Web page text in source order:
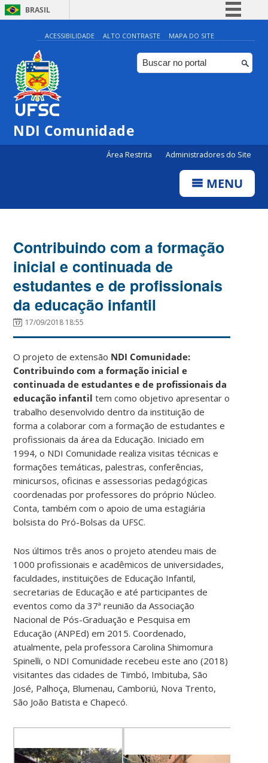
BRASIL
Simplifique!
Comunica BR
Participe
ACESSIBILIDADE ALTO CONTRASTE MAPA DO SITE
NDI Comunidade
Área Restrita Administradores do Site
MENU
Contribuindo com a formação
inicial e continuada de
estudantes e de profissionais
da educação infantil
17/09/2018 18:55
O projeto de extensão NDI Comunidade:
Contribuindo com a formação inicial e
continuada de estudantes e de profissionais da
educação infantil tem como objetivo apresentar o
trabalho desenvolvido dentro da instituição de
forma a colaborar com a formação de estudantes e
profissionais da área da Educação. Iniciado em
1994, o NDI Comunidade realiza visitas técnicas e
formações temáticas, palestras, conferências,
minicursos, oficinas e assessorias pedagógicas
coordenadas por professores do próprio Núcleo.
Conta, também com o apoio de uma estagiária
bolsista do Pró-Bolsas da UFSC.
Nos últimos três anos o projeto atendeu mais de
1000 profissionais e acadêmicos de universidades,
faculdades, instituições de Educação Infantil,
secretarias de Educação e até participantes de
eventos como da 37ª reunião da Associação
Nacional de Pós-Graduação e Pesquisa em
Educação (ANPEd) em 2015. Coordenado,
atualmente, pela professora Carolina Shimomura
Spinelli, o NDI Comunidade recebeu este ano (2018)
visitantes das cidades de Timbó, Imbituba, São
José, Palhoça, Blumenau, Camboriú, Nova Trento,
São João Batista e Chapecó.